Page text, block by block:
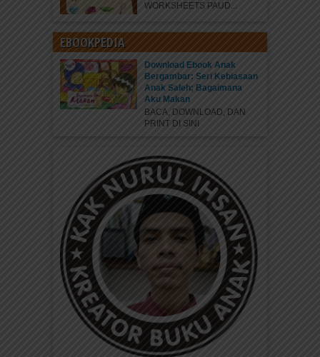
WORKSHEETS PAUD...
EBOOKPEDIA
Download Ebook Anak
Bergambar: Seri Kebiasaan
Anak Saleh; Bagaimana
Aku Makan
BACA, DOWNLOAD, DAN
PRINT DI SINI